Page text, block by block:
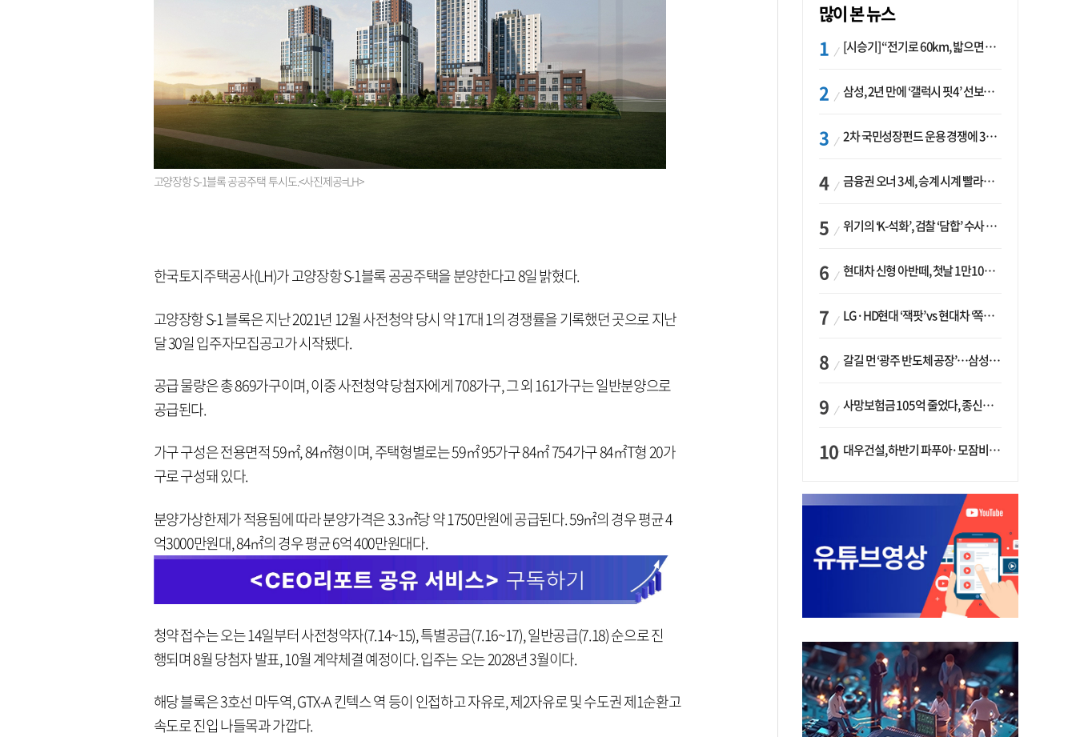
고양장항 S-1블록 공공주택 투시도.<사진제공=LH>
한국토지주택공사(LH)가 고양장항 S-1블록 공공주택을 분양한다고 8일 밝혔다.
고양장항 S-1 블록은 지난 2021년 12월 사전청약 당시 약 17대 1의 경쟁률을 기록했던 곳으로 지난
달 30일 입주자모집공고가 시작됐다.
공급 물량은 총 869가구이며, 이중 사전청약 당첨자에게 708가구, 그 외 161가구는 일반분양으로
공급된다.
가구 구성은 전용면적 59㎡, 84㎡형이며, 주택형별로는 59㎡ 95가구 84㎡ 754가구 84㎡T형 20가
구로 구성돼 있다.
분양가상한제가 적용됨에 따라 분양가격은 3.3㎡당 약 1750만원에 공급된다. 59㎡의 경우 평균 4
억3000만원대, 84㎡의 경우 평균 6억 400만원대다.
청약 접수는 오는 14일부터 사전청약자(7.14~15), 특별공급(7.16~17), 일반공급(7.18) 순으로 진
행되며 8월 당첨자 발표, 10월 계약체결 예정이다. 입주는 오는 2028년 3월이다.
해당 블록은 3호선 마두역, GTX-A 킨텍스 역 등이 인접하고 자유로, 제2자유로 및 수도권 제1순환고
속도로 진입 나들목과 가깝다.
많이 본 뉴스
[시승기] “전기로 60km, 밟으면 462마력”…볼보 XC60 T8의 두 얼굴
삼성, 2년 만에 ‘갤럭시 핏4’ 선보이나…웨어러블 생태계 확장 ‘시동’
2차 국민성장펀드 운용 경쟁에 33개사 몰렸다…신한·하나 등 새 얼굴 대거 합류
금융권 오너 3세, 승계 시계 빨라지나…한국투자 ‘속도’·미래에셋·메리츠는 ‘거리두기’
위기의 ‘K-석화’, 검찰 ‘담합’ 수사 착수…“LG·한화·롯데 등 7개 업체, 8개 제품 가격 담합”
현대차 신형 아반떼, 첫날 1만1094대 계약…역대 최고치 경신
LG·HD현대 ‘잭팟’ vs 현대차 ‘쪽박’…글로벌 사모펀드, 韓 대기업 투자 ‘희비’
갈길 먼 ‘광주 반도체 공장’…삼성·SK, ‘주 52시간제’ 규제 해소 ‘공방’
사망보험금 105억 줄었다, 종신보험·유동화 동시에 ‘주춤’…신한라이프는 401억 급증
대우건설, 하반기 파푸아·모잠비크 LNG 플랜트 수주 가시권…수주목표 27조로 샹향